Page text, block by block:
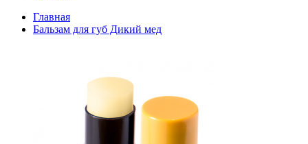
Главная
Бальзам для губ Дикий мед